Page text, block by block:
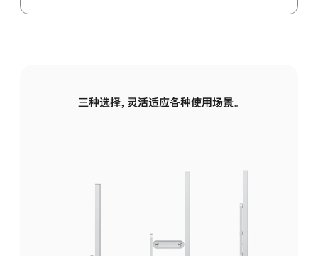
三种选择，灵活适应各种使用场景。